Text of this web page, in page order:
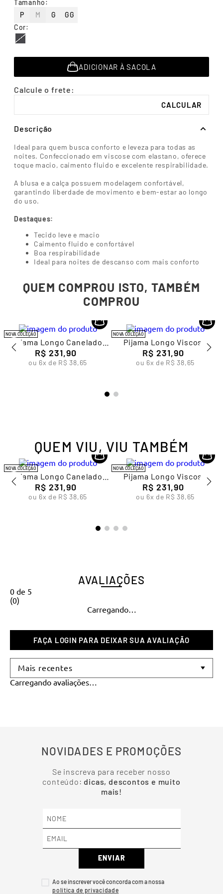
Cor:
Tamanho:
P
M G GG
ADICIONAR À SACOLA
Descrição
Ideal para quem busca conforto e leveza para todas as
noites. Confeccionado em viscose com elastano, oferece
toque macio, caimento fluido e excelente respirabilidade.
A blusa e a calça possuem modelagem confortável,
garantindo liberdade de movimento e bem-estar ao longo
do uso.
Destaques:
Tecido leve e macio
Caimento fluido e confortável
Boa respirabilidade
Ideal para noites de descanso com mais conforto
QUEM COMPROU ISTO, TAMBÉM
COMPROU
NOVA COLEÇÃO
Pijama Longo Canelado
Feminino Lupo
R$ 231,90
ou 6x de R$ 38,65
NOVA COLEÇÃO
Pijama Longo Viscose
Feminino Lupo
R$ 231,90
ou 6x de R$ 38,65
QUEM VIU, VIU TAMBÉM
NOVA COLEÇÃO
Pijama Longo Canelado
Feminino Lupo
R$ 231,90
ou 6x de R$ 38,65
NOVA COLEÇÃO
Pijama Longo Viscose
Feminino Lupo
R$ 231,90
ou 6x de R$ 38,65
AVALIAÇÕES
0 de 5
(0)
Carregando…
Mais recentes
Carregando avaliações…
NOVIDADES E PROMOÇÕES
Se inscreva para receber nosso
conteúdo: dicas, descontos e muito
mais!
ENVIAR
Ao se inscrever você concorda com a nossa
10º meia masculina